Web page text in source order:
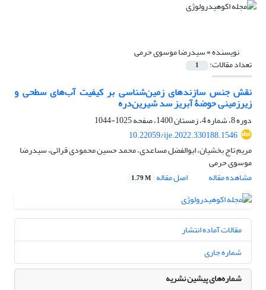
نویسنده =سیدرضا موسوی حرمی
تعداد مقالات: 1
نقش جنس سازندهای زمین‌شناسی بر کیفیت آب‌های سطحی و
زیرزمینی حوضۀ آبریز سد شیرین‌دره
دوره 8، شماره 4، زمستان 1400، صفحه
1025-1044
10.22059/ije.2022.330188.1546
مریم تاج بخشیان، ابوالفضل مساعدی، محمد حسین محمودی قرائی، سیدرضا
موسوی حرمی
مشاهده مقاله
اصل مقاله 1.79 M
مقالات آماده انتشار
شماره جاری
شماره‌های پیشین نشریه